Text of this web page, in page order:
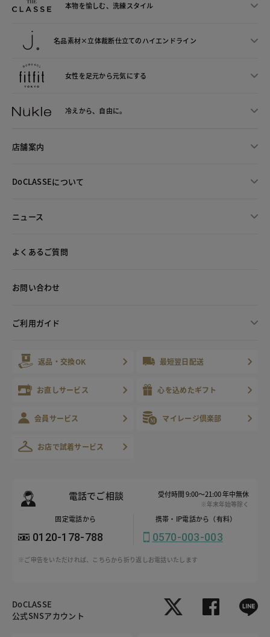
本物を愉しむ、洗練スタイル
名品素材×立体裁断仕立てのハイエンドライン
女性を足元から元気にする
冷えから、 自由に。
店舗案内
DoCLASSEについて
ニュース
よくあるご質問
お問い合わせ
ご利用ガイド
返品・交換OK 最短翌日配送
お直しサービス 心を込めたギフト
会員サービス マイレージ倶楽部
お店で試着サービス
電話でご相談 受付時間 9:00～21:00 年中無休
※年末年始等除く
固定電話から
0120-178-788
携帯・IP電話から（有料）
0570-003-003
※ご申告をいただければ、こちらから折り返しお電話いたします
DoCLASSE
公式SNSアカウント